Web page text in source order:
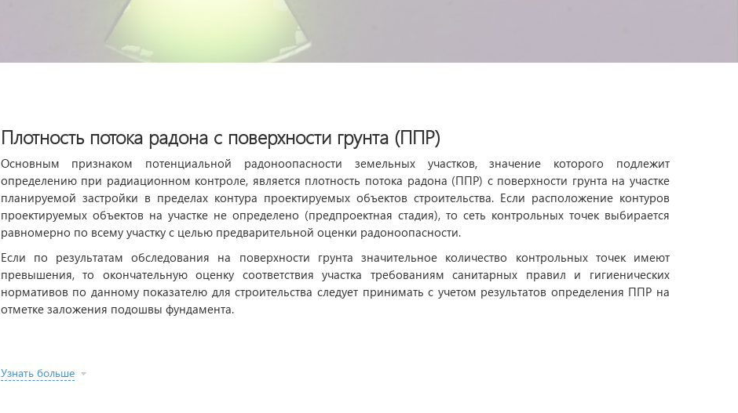
Плотность потока радона с поверхности грунта (ППР)
Основным признаком потенциальной радоноопасности земельных участков, значение которого подлежит
определению при радиационном контроле, является плотность потока радона (ППР) с поверхности грунта на участке
планируемой застройки в пределах контура проектируемых объектов строительства. Если расположение контуров
проектируемых объектов на участке не определено (предпроектная стадия), то сеть контрольных точек выбирается
равномерно по всему участку с целью предварительной оценки радоноопасности.
Если по результатам обследования на поверхности грунта значительное количество контрольных точек имеют
превышения, то окончательную оценку соответствия участка требованиям санитарных правил и гигиенических
нормативов по данному показателю для строительства следует принимать с учетом результатов определения ППР на
отметке заложения подошвы фундамента.
Узнать больше